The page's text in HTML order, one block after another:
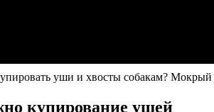
уши и хвосты собакам? Мокрый
купирование ушей